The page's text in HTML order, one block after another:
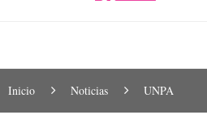
Ruta
Inicio Noticias UNPA